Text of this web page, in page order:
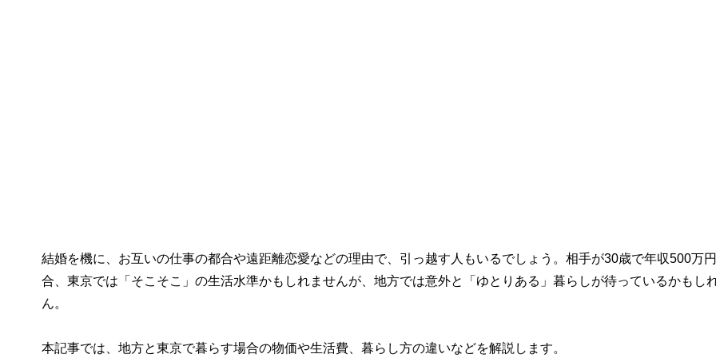
結婚を機に、お互いの仕事の都合や遠距離恋愛などの理由で、引っ越す人もいるでしょう。相手が30歳で年収500万
合、東京では「そこそこ」の生活水準かもしれませんが、地方では意外と「ゆとりある」暮らしが待っているかもし
ん。
本記事では、地方と東京で暮らす場合の物価や生活費、暮らし方の違いなどを解説します。